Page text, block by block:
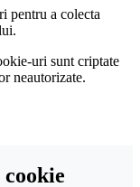
pentru a colecta
uri sunt criptate
neautorizate.